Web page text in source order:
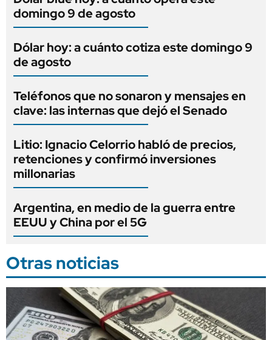
domingo 9 de agosto
Dólar hoy: a cuánto cotiza este domingo 9
de agosto
Teléfonos que no sonaron y mensajes en
clave: las internas que dejó el Senado
Litio: Ignacio Celorrio habló de precios,
retenciones y confirmó inversiones
millonarias
Argentina, en medio de la guerra entre
EEUU y China por el 5G
Otras noticias